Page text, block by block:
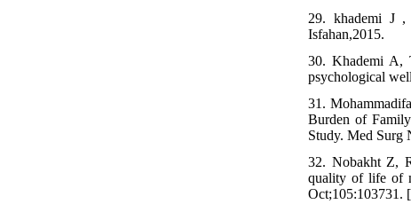
29. khademi J
Isfahan,2015.
30. Khademi A,
psychological
31.
Burden of
Study. Med Surg
32. Nobakht Z,
quality of life of
Oct;105:103731. [